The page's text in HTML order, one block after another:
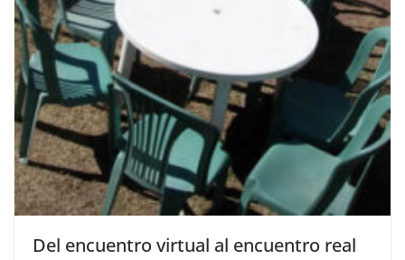
Del encuentro virtual al encuentro real